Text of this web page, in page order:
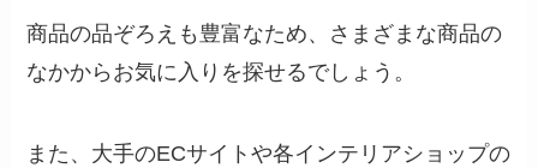
商品の品ぞろえも豊富なため、さまざまな商品の
なかからお気に入りを探せるでしょう。
また、大手のECサイトや各インテリアショップの